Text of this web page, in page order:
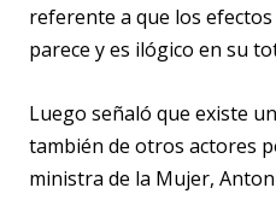
referente a que los
parece y es ilógico en su
Luego señaló que existe
también de otros actores
ministra de la Mujer,